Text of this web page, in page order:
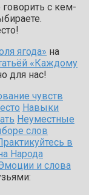
с кем-
ягода» на
«Каждому
для нас!
чувств
Навыки
Неуместные
слов
в
Народа
и слова